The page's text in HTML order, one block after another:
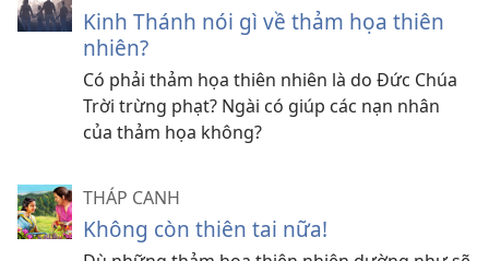
Kinh Thánh nói gì về thảm họa thiên
nhiên?
Có phải thảm họa thiên nhiên là do Đức Chúa
Trời trừng phạt? Ngài có giúp các nạn nhân
của thảm họa không?
THÁP CANH
Không còn thiên tai nữa!